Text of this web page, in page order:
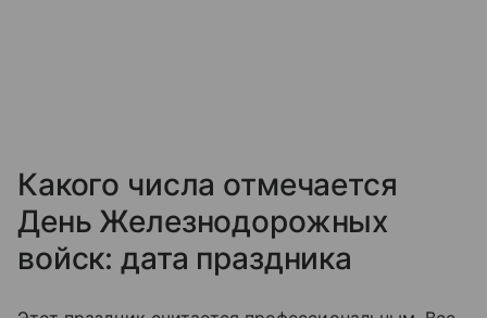
Какого числа отмечается
День Железнодорожных
войск: дата праздника